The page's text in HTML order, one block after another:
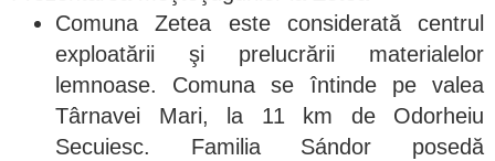
Comuna Zetea este considerată centrul
exploatării şi prelucrării materialelor
lemnoase. Comuna se întinde pe valea
Târnavei Mari, la 11 km de Odorheiu
Secuiesc. Familia Sándor posedă